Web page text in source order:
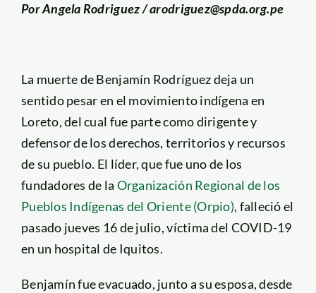
Por Angela Rodriguez / arodriguez@spda.org.pe
La muerte de Benjamín Rodríguez deja un
sentido pesar en el movimiento indígena en
Loreto, del cual fue parte como dirigente y
defensor de los derechos, territorios y recursos
de su pueblo. El líder, que fue uno de los
fundadores de la Organización Regional de los
Pueblos Indígenas del Oriente (Orpio), falleció el
pasado jueves 16 de julio, víctima del COVID-19
en un hospital de Iquitos.
Benjamín fue evacuado, junto a su esposa, desde